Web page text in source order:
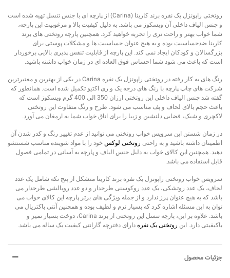
روتختی راپونزل یک نفره برند کارینا (Carina) از پارچه ای با جنس تنسل تهیه شده است
و جنس الیاف داخلی آن ویسکوز می باشد. به دلیل کیفیت بالا و مرغوبیت این پارچه،
شما خواب بهتر و راحت تری را تجربه خواهید کرد. همچنین پارچه روتختی های برند
کارینا ضدحساسیت بوده و به هیچ عنوان حساسیت ها و مشکلات پوستی برای
بزرگسالان و کودکان ایجاد نمی کند. این پارچه از قابلیت تنفس پذیری بالایی برخوردار
است که باعث می شود شما احساس فوق العاده ای در زمان خواب داشته باشید.
رنگ های به کار رفته در روتختی راپونزل یک نفره Carina در یکی از بهترین و معتبرترین
شرکت های چاپ پارچه با رنگ های درجه یک و ری اکتیو تکمیل شده است. همانطور که
گفته شد جنس الیاف داخلی این روتختی ارزان 350 الی 400 گرم ویسکوز است که
باعث حجم بالای لحاف و پف مناسب می شود. طرح و رنگ متفاوت این روتختی
لاکچری و شیک، فضایی دلنشین و زیبا را برای اتاق خواب شما به ارمغان می آورد.
در زمان شستن این سرویس خواب روتختی می توانید از عدم تغییر رنگ و کدر شدن آن
اطمینان داشته باشید و به راحتی روتختی لوکس خود را با مواد شوینده مناسب شستشو
دهید. همچنین این کالای خواب به دلیل جنس الیاف و پارچه به آسانی در تمامی فصول
قابل استفاده می باشد.
سرویس خواب روتختی راپونزل یک نفره برند کارینا متشکل از پنج تکه شامل یک عدد
لحاف، یک عدد روتشکی، یک عدد روکوسنی طرحدار و دو عدد روبالشی طرحدار می
باشد که به هیچ عنوان پرز ندارد و از جمله ویژگی های برتر پارچه این کالای خواب می
توان به این مسئله اشاره کرد که بسیار نرم و لطیف بوده و همچنین آنتی باکتریال می
باشد. علاوه بر این، پارچه تنسل این روتختی از برند Carina، دوخت بسیار تمیز و
باکیفیتی دارد. این روتختی یک نفره دارای دفترچه گارانتی کیفیت یک ساله می باشد.
جزئیات محصول